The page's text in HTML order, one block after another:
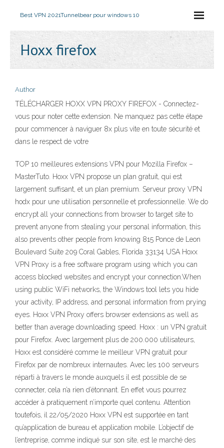
Best VPN 2021Tunnelbear pour windows 10
Hoxx firefox
Author
TÉLÉCHARGER HOXX VPN PROXY FIREFOX - Connectez-
vous pour noter cette extension. Ne manquez pas cette étape
pour commencer à naviguer 8x plus vite en toute sécurité et
dans le respect de votre
TOP 10 meilleures extensions VPN pour Mozilla Firefox –
MasterTuto. Hoxx VPN propose un plan gratuit, qui est
largement suffisant, et un plan premium. Serveur proxy VPN
hodx pour une utilisation personnelle et professionnelle. We do
encrypt all your connections from browser to target site to
prevent anyone from stealing your personal information, this
also prevents other people from knowing 815 Ponce de Leon
Boulevard Suite 209 Coral Gables, Florida 33134 USA Hoxx
VPN Proxy is a free software program using which you can
access blocked websites and encrypt your connection.When
using public WiFi networks, the Windows tool lets you hide
your activity, IP address, and personal information from prying
eyes. Hoxx VPN Proxy offers browser extensions as well as
better than average downloading speed. Hoxx : un VPN gratuit
pour Firefox. Avec largement plus de 200.000 utilisateurs,
Hoxx est considéré comme le meilleur VPN gratuit pour
Firefox par de nombreux internautes. Avec les 100 serveurs
réparti à travers le monde auxquels il est possible de se
connecter, cela n’a rien d’étonnant. En effet vous pourrez
accéder à pratiquement n’importe quel contenu. Attention
toutefois, il 22/05/2020 Hoxx VPN est supportée en tant
qu’application de bureau et application mobile. L’objectif de
l’entreprise, comme indiqué sur son site, est le marché des